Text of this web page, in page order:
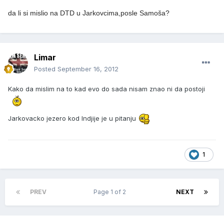
da li si mislio na DTD u Jarkovcima,posle Samoša?
Limar
Posted September 16, 2012
Kako da mislim na to kad evo do sada nisam znao ni da postoji
Jarkovacko jezero kod Indjije je u pitanju
1
PREV NEXT
Page 1 of 2